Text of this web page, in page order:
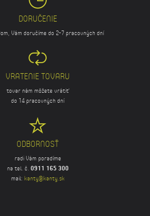
DORUČENIE
Vám doručíme do 2-7 pracovných dní
VRATENIE TOVARU
tovar nám môžete vrátiť
do 14 pracovných dní
ODBORNOSŤ
radi Vám poradíme
na tel. č. 0911 165 300
mail: kanty@kanty.sk